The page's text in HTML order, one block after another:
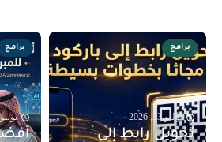
برامج
يوليو 23, 2026
تحويل رابط إلى
برامج
يونيو 30,